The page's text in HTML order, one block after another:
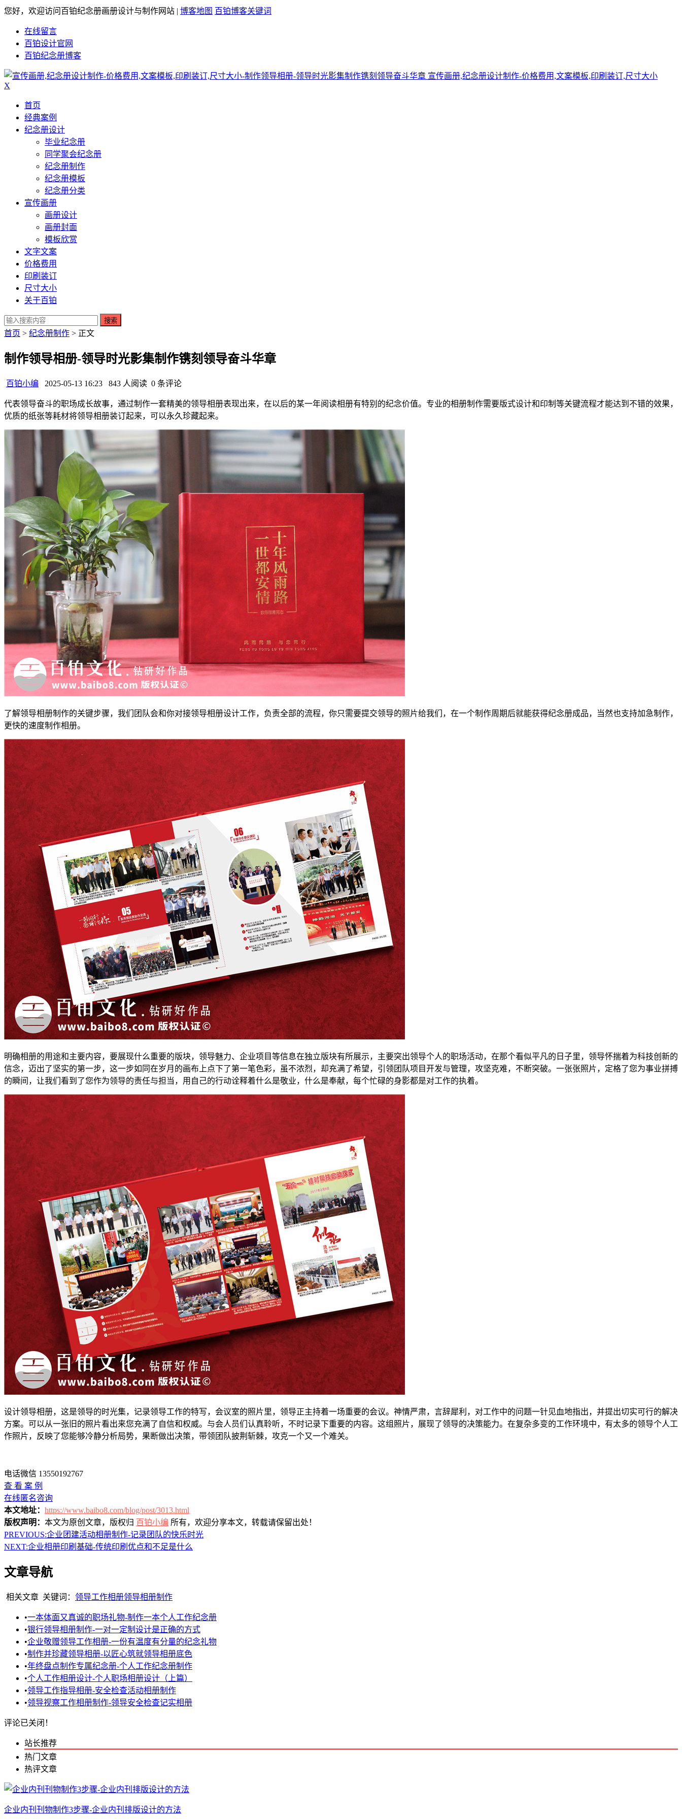
您好，欢迎访问百铂纪念册画册设计与制作网站 | 博客地图 百铂博客关键词
在线留言
百铂设计官网
百铂纪念册博客
宣传画册,纪念册设计制作-价格费用,文案模板,印刷装订,尺寸大小
X
首页
经典案例
纪念册设计
毕业纪念册
同学聚会纪念册
纪念册制作
纪念册模板
纪念册分类
宣传画册
画册设计
画册封面
模板欣赏
文字文案
价格费用
印刷装订
尺寸大小
关于百铂
搜索
首页 > 纪念册制作 > 正文
制作领导相册-领导时光影集制作镌刻领导奋斗华章
百铂小编 2025-05-13 16:23 843 人阅读 0 条评论
代表领导奋斗的职场成长故事，通过制作一套精美的领导相册表现出来，在以后的某一年阅读相册有特别的纪念价值。专业的相册制作需要版式设计和印制等关键流程才能达到不错的效果，
优质的纸张等耗材将领导相册装订起来，可以永久珍藏起来。
了解领导相册制作的关键步骤，我们团队会和你对接领导相册设计工作，负责全部的流程，你只需要提交领导的照片给我们，在一个制作周期后就能获得纪念册成品，当然也支持加急制作，
更快的速度制作相册。
明确相册的用途和主要内容，要展现什么重要的版块，领导魅力、企业项目等信息在独立版块有所展示，主要突出领导个人的职场活动，在那个看似平凡的日子里，领导怀揣着为科技创新的
信念，迈出了坚实的第一步，这一步如同在岁月的画布上点下了第一笔色彩，虽不浓烈，却充满了希望，引领团队项目开发与管理，攻坚克难，不断突破。一张张照片，定格了您为事业拼搏
的瞬间，让我们看到了您作为领导的责任与担当，用自己的行动诠释着什么是敬业，什么是奉献，每个忙碌的身影都是对工作的执着。
设计领导相册，这是领导的时光集，记录领导工作的特写，会议室的照片里，领导正主持着一场重要的会议。神情严肃，言辞犀利，对工作中的问题一针见血地指出，并提出切实可行的解决
方案。可以从一张旧的照片看出来您充满了自信和权威。与会人员们认真聆听，不时记录下重要的内容。这组照片，展现了领导的决策能力。在复杂多变的工作环境中，有太多的领导个人工
作照片，反映了您能够冷静分析局势，果断做出决策，带领团队披荆斩棘，攻克一个又一个难关。
电话微信 13550192767
查 看 案 例
在线匿名咨询
本文地址： https://www.baibo8.com/blog/post/3013.html
版权声明： 本文为原创文章，版权归 百铂小编 所有，欢迎分享本文，转载请保留出处！
PREVIOUS:企业团建活动相册制作-记录团队的快乐时光
NEXT:企业相册印刷基础-传统印刷优点和不足是什么
文章导航
相关文章 关键词： 领导工作相册领导相册制作
•一本体面又真诚的职场礼物-制作一本个人工作纪念册
•银行领导相册制作-一对一定制设计是正确的方式
•企业敬赠领导工作相册-一份有温度有分量的纪念礼物
•制作并珍藏领导相册-以匠心筑就领导相册底色
•年终盘点制作专属纪念册-个人工作纪念册制作
•个人工作相册设计-个人职场相册设计（上篇）
•领导工作指导相册-安全检查活动相册制作
•领导视察工作相册制作-领导安全检查记实相册
评论已关闭！
站长推荐
热门文章
热评文章
企业内刊刊物制作3步骤-企业内刊排版设计的方法